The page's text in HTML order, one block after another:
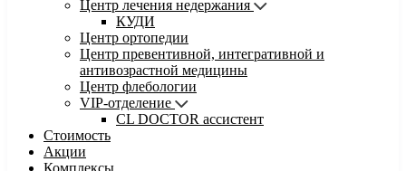
Центр лечения недержания
КУДИ
Центр ортопедии
Центр превентивной, интегративной и
антивозрастной медицины
Центр флебологии
VIP-отделение
CL DOCTOR ассистент
Стоимость
Акции
Комплексы